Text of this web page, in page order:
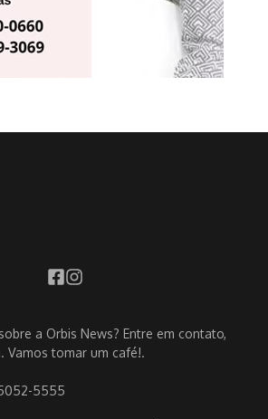
a Orbis News? Entre em contato,
Vamos tomar um café!.
5555